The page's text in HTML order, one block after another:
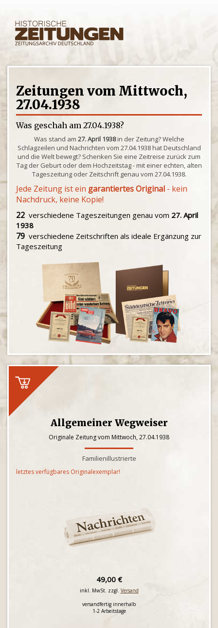
Zeitungen vom Mittwoch,
27.04.1938
Was geschah am 27.04.1938?
Was stand am 27. April 1938in der Zeitung? Welche
Schlagzeilen und Nachrichten vom 27.04.1938 hat Deutschland
und die Welt bewegt? Schenken Sie eine Zeitreise zurück zum
Tag der Geburt oder dem Hochzeitstag - mit einer echten, alten
Tageszeitung oder Zeitschrift genau vom 27.04.1938.
Jede Zeitung ist ein garantiertes Original - kein
Nachdruck, keine Kopie!
22 verschiedene Tageszeitungen genau vom 27. April
1938
79 verschiedene Zeitschriften als ideale Ergänzung zur
Tageszeitung
Allgemeiner Wegweiser
Originale Zeitung vom Mittwoch, 27.04.1938
Familienillustrierte
letztes verfügbares Originalexemplar!
49,00 €
inkl. MwSt. zzgl. Versand
versandfertig innerhalb
1-2 Arbeitstage